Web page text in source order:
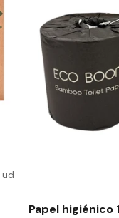
ud
Papel higiénico